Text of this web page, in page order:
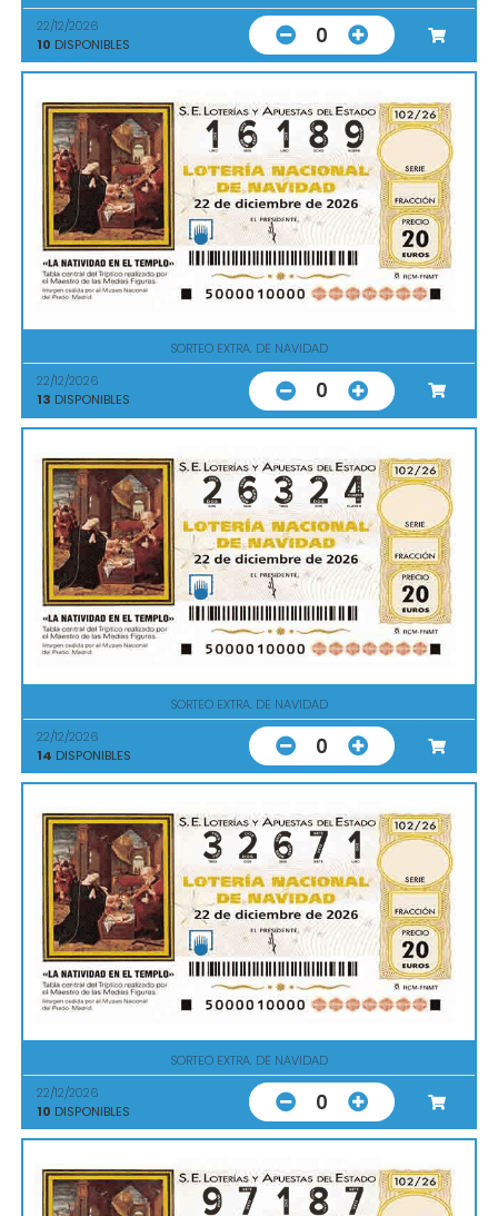
22/12/2026
10 DISPONIBLES 0
SORTEO EXTRA. DE NAVIDAD
22/12/2026
13 DISPONIBLES 0
SORTEO EXTRA. DE NAVIDAD
22/12/2026
14 DISPONIBLES 0
SORTEO EXTRA. DE NAVIDAD
22/12/2026
10 DISPONIBLES 0